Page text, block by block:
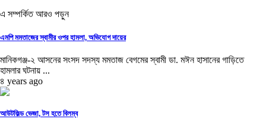
এ সম্পর্কিত আরও পড়ুন
এমপি মমতাজের স্বামীর ওপর হামলা, অভিযোগ দায়ের
মানিকগঞ্জ-২ আসনের সংসদ সদস্য মমতাজ বেগমের স্বামী ডা. মঈন হাসানের গাড়িতে
হামলার ঘটনায় ...
৪ years ago
আউটফিল্ড ভেজা, টস হতে বিলম্ব